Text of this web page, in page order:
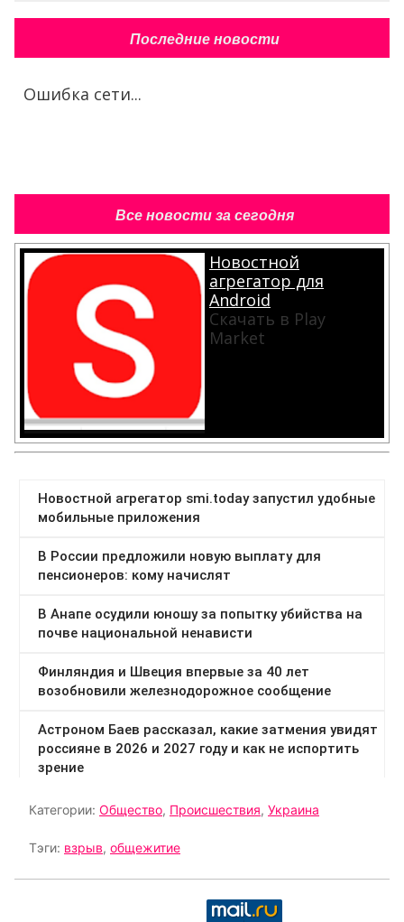
Последние новости
Ошибка сети...
Все новости за сегодня
Новостной
агрегатор для
Android
Скачать в Play
Market
Категории: Общество, Происшествия, Украина
Тэги: взрыв, общежитие